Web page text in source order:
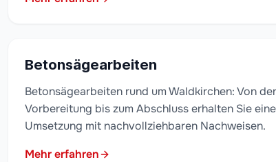
Betonsägearbeiten
Betonsägearbeiten rund um Waldkirchen: Von der
Vorbereitung bis zum Abschluss erhalten Sie
Umsetzung mit nachvollziehbaren Nachweisen.
Mehr erfahren